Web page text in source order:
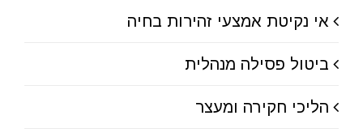
אי נקיטת אמצעי זהירות בחיה
ביטול פסילה מנהלית
הליכי חקירה ומעצר